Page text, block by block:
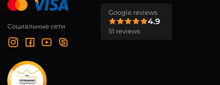
Социальные сети
Google reviews
4.9
51 reviews